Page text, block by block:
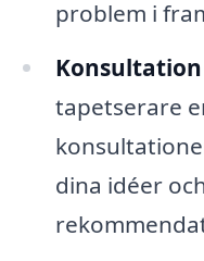
problem i
tapetserare
dina idéer